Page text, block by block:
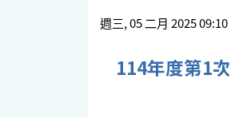
週三, 05 二月 2025 09:10
114年度第1